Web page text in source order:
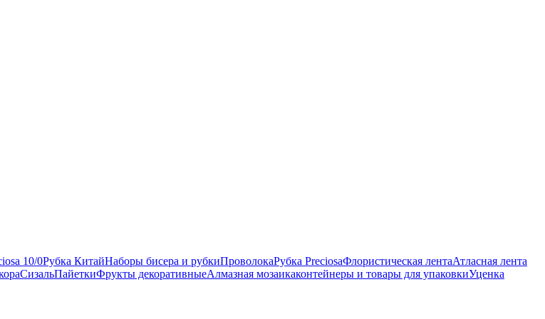
10/0Рубка КитайНаборы бисера и рубкиПроволокаРубка PreciosaФлористическая лентаАтласная лента
СизальПайеткиФрукты декоративныеАлмазная мозаикаконтейнеры и товары для упаковкиУценка